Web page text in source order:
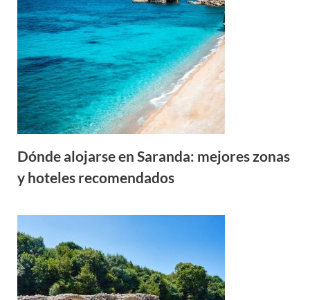
Dónde alojarse en Saranda: mejores zonas
y hoteles recomendados